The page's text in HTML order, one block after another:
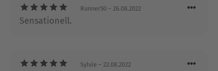
einander ebenfalls…Runner50 – 26.08.2022
Sensationell.
Sylvie – 22.08.2022